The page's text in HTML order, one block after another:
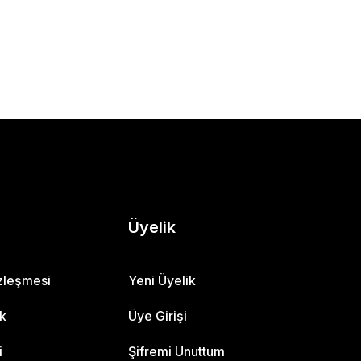
Üyelik
Yeni Üyelik
Üye Girişi
Şifremi Unuttum